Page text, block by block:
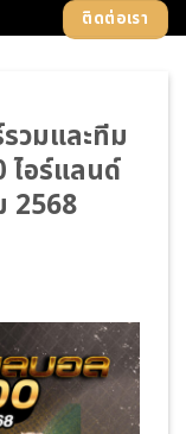
ติดต่อเรา
วมและทีม
ไอร์แลนด์
2568